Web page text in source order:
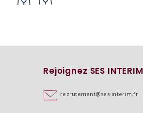
Rejoignez SES INTERIM
recrutement@ses-interim.fr